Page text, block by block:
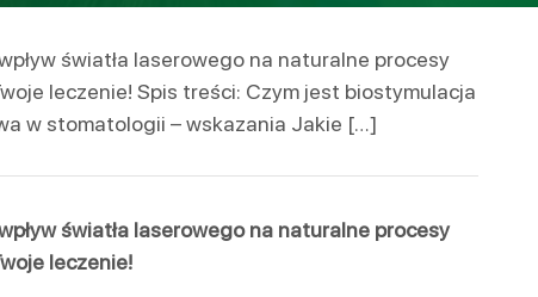
światła laserowego na naturalne procesy
leczenie! Spis treści: Czym jest biostymulacja
w stomatologii – wskazania Jakie […]
światła laserowego na naturalne procesy
leczenie!